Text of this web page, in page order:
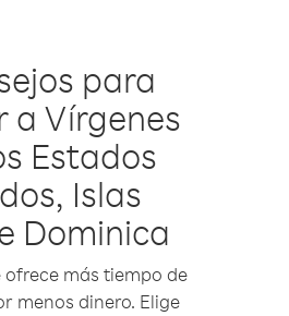
para
a Vírgenes
Estados
Islas
Dominica
ofrece más tiempo de
menos dinero. Elige